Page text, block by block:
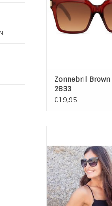
Zonnebril Brown
2833
€19,95
bescherming,
Geslacht:
Kleur Lens:
Kleur Montuur:
Lens Type:
Materiaal: